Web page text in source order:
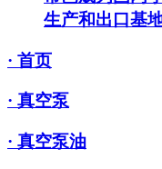
生产和出口基
· 首页
· 真空泵
· 真空泵油